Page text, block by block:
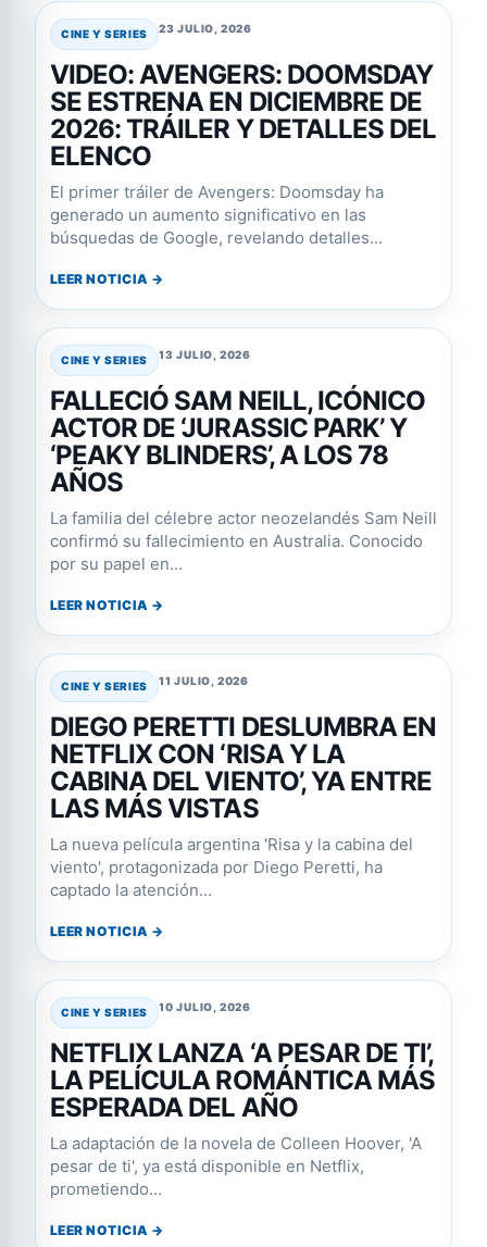
CINE Y SERIES 23 JULIO, 2026
VIDEO: AVENGERS: DOOMSDAY
SE ESTRENA EN DICIEMBRE DE
2026: TRÁILER Y DETALLES DEL
ELENCO
El primer tráiler de Avengers: Doomsday ha
generado un aumento significativo en las
búsquedas de Google, revelando detalles...
LEER NOTICIA →
CINE Y SERIES 13 JULIO, 2026
FALLECIÓ SAM NEILL, ICÓNICO
ACTOR DE ‘JURASSIC PARK’ Y
‘PEAKY BLINDERS’, A LOS 78
AÑOS
La familia del célebre actor neozelandés Sam Neill
confirmó su fallecimiento en Australia. Conocido
por su papel en...
LEER NOTICIA →
CINE Y SERIES 11 JULIO, 2026
DIEGO PERETTI DESLUMBRA EN
NETFLIX CON ‘RISA Y LA
CABINA DEL VIENTO’, YA ENTRE
LAS MÁS VISTAS
La nueva película argentina 'Risa y la cabina del
viento', protagonizada por Diego Peretti, ha
captado la atención...
LEER NOTICIA →
CINE Y SERIES 10 JULIO, 2026
NETFLIX LANZA ‘A PESAR DE TI’,
LA PELÍCULA ROMÁNTICA MÁS
ESPERADA DEL AÑO
La adaptación de la novela de Colleen Hoover, 'A
pesar de ti', ya está disponible en Netflix,
prometiendo...
LEER NOTICIA →